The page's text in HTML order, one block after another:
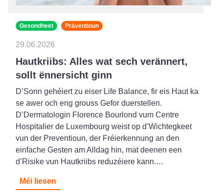
Gesondheet Präventioun
29.06.2026
Hautkriibs: Alles wat sech verännert,
sollt ënnersicht ginn
D’Sonn gehéiert zu eiser Life Balance, fir eis Haut ka
se awer och eng grouss Gefor duerstellen.
D’Dermatologin Florence Bourlond vum Centre
Hospitalier de Luxembourg weist op d’Wichtegkeet
vun der Preventioun, der Fréierkennung an den
einfache Gesten am Alldag hin, mat deenen een
d’Risike vun Hautkriibs reduzéiere kann.…
Méi liesen